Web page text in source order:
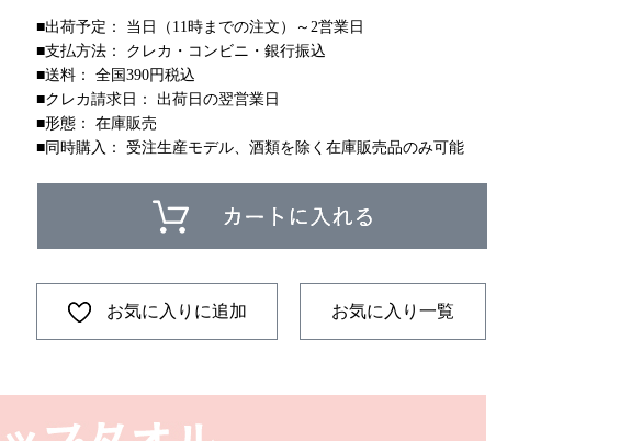
■出荷予定： 当日（11時までの注文）～2営業日
■支払方法： クレカ・コンビニ・銀行振込
■送料： 全国390円税込
■クレカ請求日： 出荷日の翌営業日
■形態： 在庫販売
■同時購入： 受注生産モデル、酒類を除く在庫販売品のみ可能
お気に入りに追加 お気に入り一覧